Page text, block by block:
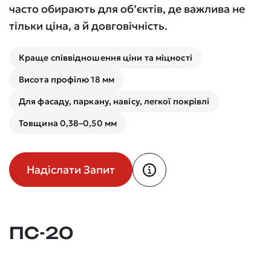
часто обирають для об’єктів, де важлива не
тільки ціна, а й довговічність.
Краще співвідношення ціни та міцності
Висота профілю 18 мм
Для фасаду, паркану, навісу, легкої покрівлі
Товщина 0,38–0,50 мм
Надіслати Запит
ПС-20